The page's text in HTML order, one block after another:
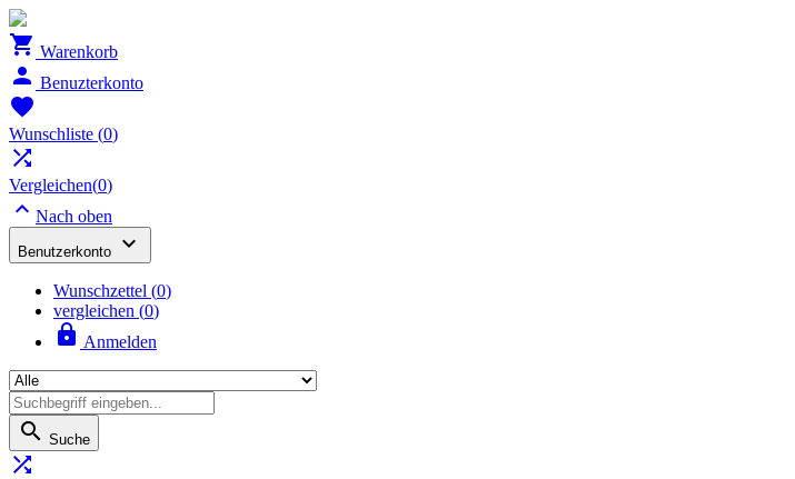
 Warenkorb
 Benuzterkonto

Wunschliste (0)

Vergleichen(0)
 Nach oben
Benutzerkonto 
Wunschzettel (0)
vergleichen (0)
 Anmelden
 Suche
